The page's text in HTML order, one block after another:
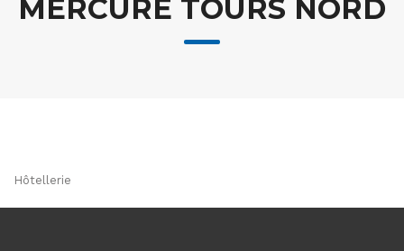
MERCURE TOURS NORD
Hôtellerie